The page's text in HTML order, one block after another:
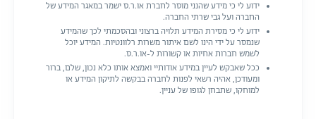
ידוע לי כי מידע שהנני מוסר לחברת או.ר.ס ישמר במאגר המידע של
החברה ועל גבי שרתי החברה.
ידוע לי כי מסירת המידע תלויה ברצוני ובהסכמתי לכך שהמידע
שנמסר על ידי הינו לשם איתור משרות רלוונטיות. המידע יוכל
לשמש חברות אחיות או קשורות ל-או.ר.ס.
ככל שאבקש לעיין במידע אודותיי ואמצא אותו כלא נכון, שלם, ברור
ומעודכן, אהיה רשאי לפנות לחברה בבקשה לתיקון המידע או
למוחקו, שתבחן לגופו של עניין.